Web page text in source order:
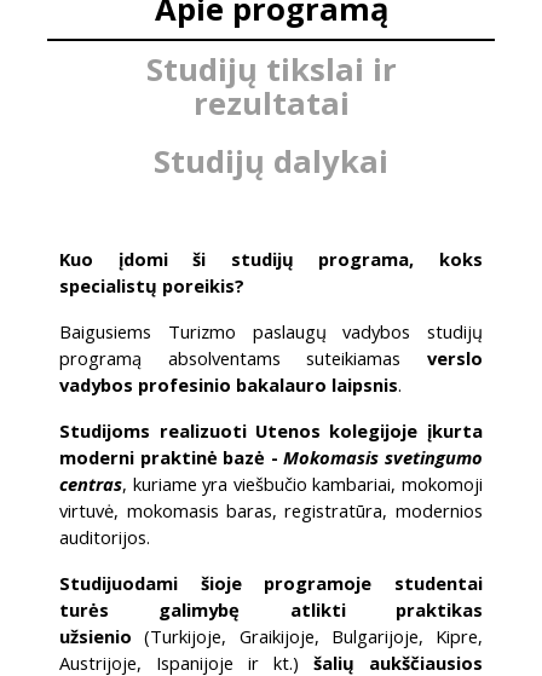
Apie programą
Studijų tikslai ir
rezultatai
Studijų dalykai
Kuo įdomi ši studijų programa, koks
specialistų poreikis?
Baigusiems Turizmo paslaugų vadybos studijų
programą absolventams suteikiamas verslo
vadybos profesinio bakalauro laipsnis.
Studijoms realizuoti Utenos kolegijoje įkurta
moderni praktinė bazė -Mokomasis svetingumo
centras, kuriame yra viešbučio kambariai, mokomoji
virtuvė, mokomasis baras, registratūra, modernios
auditorijos.
Studijuodami šioje programoje studentai
turės galimybę atlikti praktikas
užsienio (Turkijoje, Graikijoje, Bulgarijoje, Kipre,
Austrijoje, Ispanijoje ir kt.) šalių aukščiausios